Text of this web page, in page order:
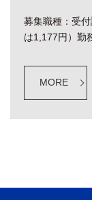
募集職種：受
は1,177円）勤
MORE